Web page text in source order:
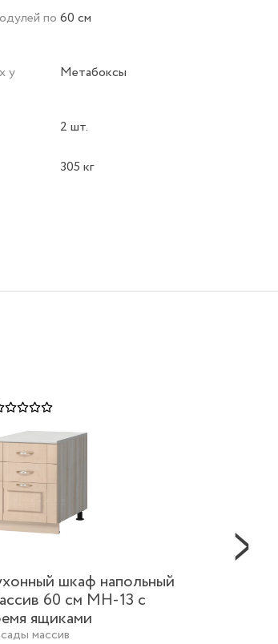
по 60 см
у Метабоксы
2 шт.
305 кг
шкаф напольный
60 см МН-13 с
ящиками
массив